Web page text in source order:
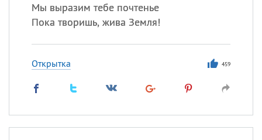
Мы выразим тебе почтенье
Пока творишь, жива Земля!
Открытка 459